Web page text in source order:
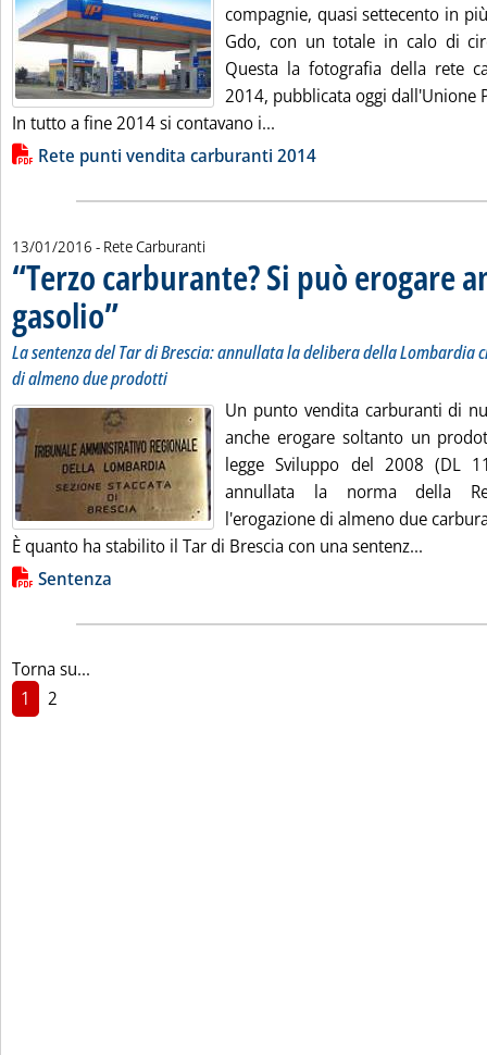
compagnie, quasi settecento in
Gdo, con un totale in calo di
Questa la fotografia della rete
2014, pubblicata oggi dall'Unione
In tutto a fine 2014 si contavano i...
Lista allegati PDF alla notizia
Rete punti vendita carburanti 2014
13/01/2016 - Rete Carburanti
“Terzo carburante? Si può erogare
gasolio”. Sottotitolo: La sentenza del Tar di Brescia: annullata la delibera
. Pubblicata mercoledì 13 gennaio 2016 alle 13.17.
La sentenza del Tar di Brescia: annullata la delibera della Lombardia
di almeno due prodotti
Un punto vendita carburanti di
anche erogare soltanto un
legge Sviluppo del 2008 (DL
annullata la norma della
l'erogazione di almeno due
È quanto ha stabilito il Tar di Brescia con una sentenz...
Lista allegati PDF alla notizia
Sentenza
Torna su...
1
2